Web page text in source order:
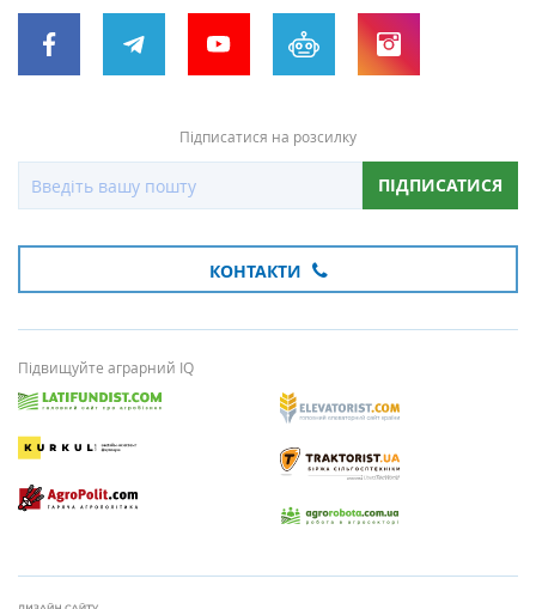
Підписатися на розсилку
ПІДПИСАТИСЯ
КОНТАКТИ
Підвищуйте аграрний IQ